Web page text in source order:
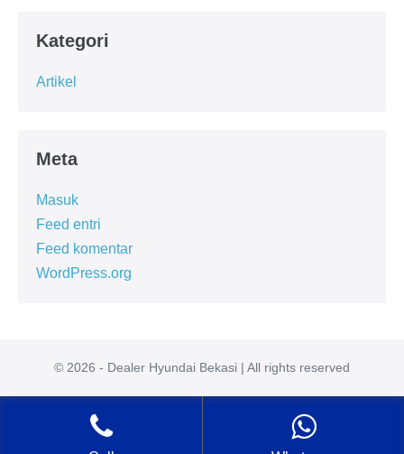
Kategori
Artikel
Meta
Masuk
Feed entri
Feed komentar
WordPress.org
© 2026 - Dealer Hyundai Bekasi | All rights reserved